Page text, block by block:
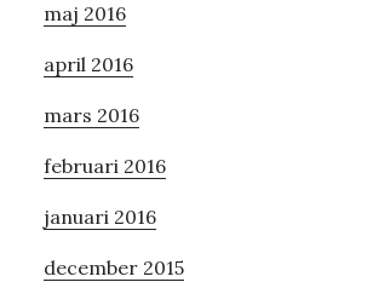
maj 2016
april 2016
mars 2016
februari 2016
januari 2016
december 2015